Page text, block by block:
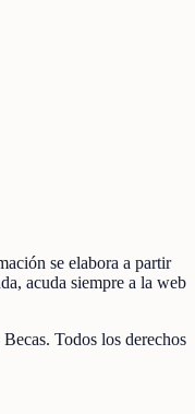
se elabora a partir
acuda siempre a la web
. Todos los derechos